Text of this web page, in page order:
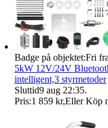
Badge på objektet:Fri
5kW 12V/24V
intelligent,3 styrmetoder
Sluttid9 aug 22:35.
Pris:1 859 kr,Eller Köp